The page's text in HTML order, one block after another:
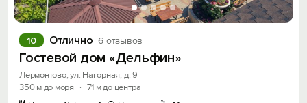
Отлично 6 отзывов
10
Гостевой дом «Дельфин»
Лермонтово, ул. Нагорная, д. 9
350 м до моря
· 71 м до центра